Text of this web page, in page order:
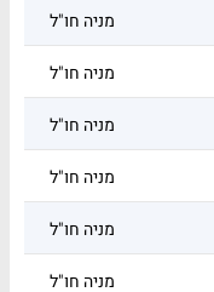
מניה חו"ל
מניה חו"ל
מניה חו"ל
מניה חו"ל
מניה חו"ל
מניה חו"ל